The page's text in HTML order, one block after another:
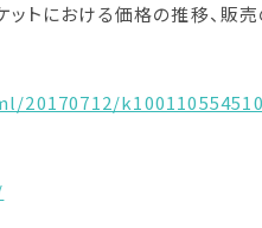
トにおける価格の推移、販